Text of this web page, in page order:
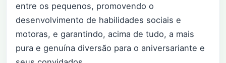
entre os pequenos, promovendo o
desenvolvimento de habilidades sociais e
motoras, e garantindo, acima de tudo, a mais
pura e genuína diversão para o aniversariante e